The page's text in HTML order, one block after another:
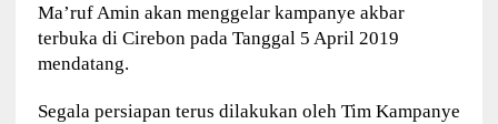
Ma’ruf Amin akan menggelar kampanye akbar
terbuka di Cirebon pada Tanggal 5 April 2019
mendatang.
Segala persiapan terus dilakukan oleh Tim Kampanye